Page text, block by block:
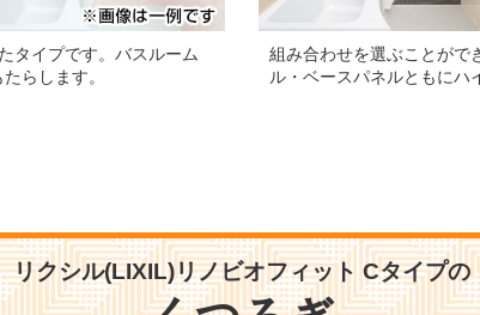
タイプです。バスルーム
らします。
組み合わせを選ぶことがで
ル・ベースパネルともにハ
リクシル(LIXIL)リノビオフィット Cタイプの